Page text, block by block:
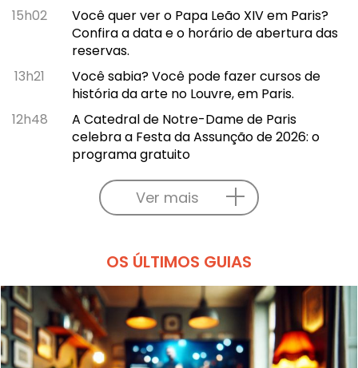
15h02
Você quer ver o Papa Leão XIV em Paris?
Confira a data e o horário de abertura das
reservas.
13h21
Você sabia? Você pode fazer cursos de
história da arte no Louvre, em Paris.
12h48
A Catedral de Notre-Dame de Paris
celebra a Festa da Assunção de 2026: o
programa gratuito
Ver mais
OS ÚLTIMOS GUIAS